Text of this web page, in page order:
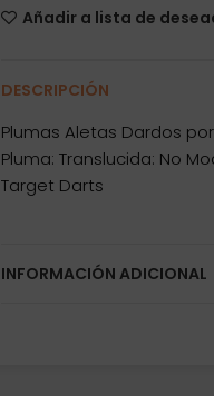
Añadir a lista de
DESCRIPCIÓN
Plumas Aletas Dardos
Pluma: Translucida: No
Target Darts
INFORMACIÓN ADICIONAL